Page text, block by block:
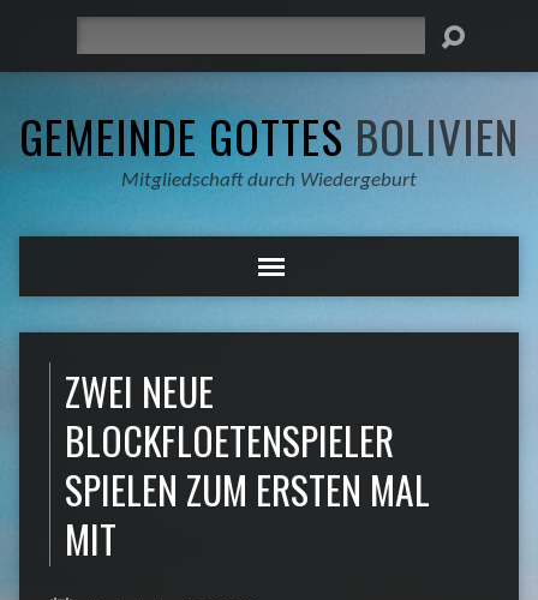
GEMEINDE GOTTES BOLIVIEN
Mitgliedschaft durch Wiedergeburt
ZWEI NEUE
BLOCKFLOETENSPIELER
SPIELEN ZUM ERSTEN MAL
MIT